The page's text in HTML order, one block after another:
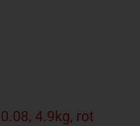
4.9kg, rot